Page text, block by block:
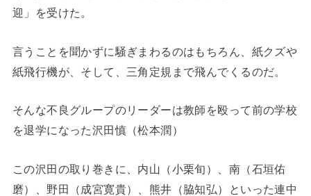
迎」を受けた。
言うことを聞かずに騒ぎまわるのはもちろん、紙クズや
紙飛行機が、そして、三角定規まで飛んでくるのだ。
そんな不良グループのリーダーは教師を殴って前の学校
を退学になった沢田慎（松本潤）
この沢田の取り巻きに、内山（小栗旬）、南（石垣佑
磨）、野田（成宮寛貴）、熊井（脇知弘）といった連中